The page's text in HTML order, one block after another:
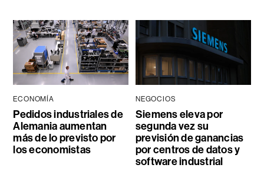
ECONOMÍA
Pedidos industriales de
Alemania aumentan
más de lo previsto por
los economistas
NEGOCIOS
Siemens eleva por
segunda vez su
previsión de ganancias
por centros de datos y
software industrial